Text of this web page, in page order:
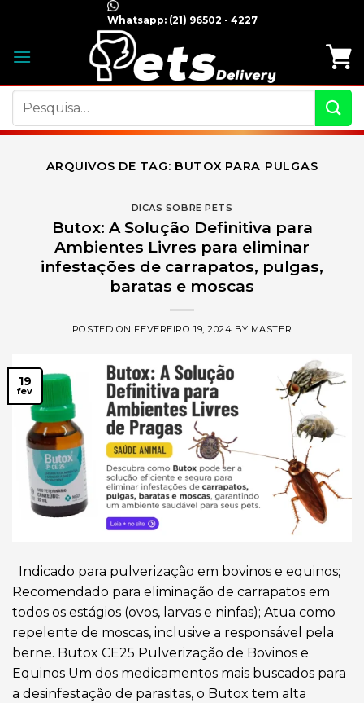
content
Whatsapp:(21) 96502 - 4227
por:
ARQUIVOS DE TAG: BUTOX PARA PULGAS
DICAS SOBRE PETS
Butox: A Solução Definitiva para
Ambientes Livres para eliminar
infestações de carrapatos, pulgas,
baratas e moscas
POSTED ON FEVEREIRO 19, 2024 BY MASTER
19
fev
Indicado para pulverização em bovinos e equinos;
Recomendado para eliminação de carrapatos em
todos os estágios (ovos, larvas e ninfas); Atua como
repelente de moscas, inclusive a responsável pela
berne. Butox CE25 Pulverização de Bovinos e
Equinos Um dos medicamentos mais buscados para
a desinfestação de parasitas, o Butox tem alta